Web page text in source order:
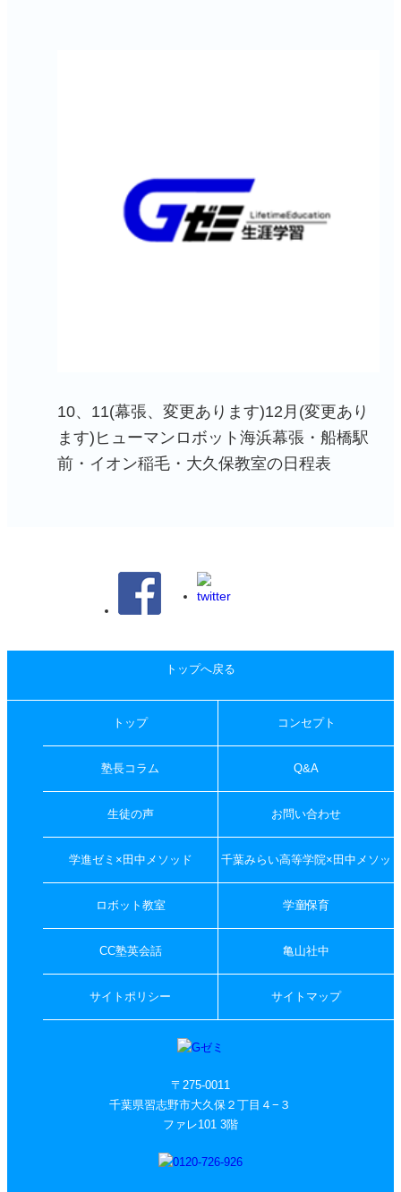
10、11(幕張、変更あります)12月(変更あり
ます)ヒューマンロボット海浜幕張・船橋駅
前・イオン稲毛・大久保教室の日程表
トップへ戻る
トップ コンセプト
塾長コラム Q&A
生徒の声 お問い合わせ
学進ゼミ×田中メソッド 千葉みらい高等学院×田中メソッ
ド
ロボット教室 学童保育
CC塾英会話 亀山社中
サイトポリシー サイトマップ
〒275-0011
千葉県習志野市大久保２丁目４−３
ファレ101 3階